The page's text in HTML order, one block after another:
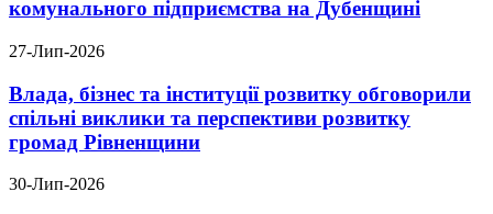
комунального підприємства на Дубенщині
27-Лип-2026
Влада, бізнес та інституції розвитку обговорили
спільні виклики та перспективи розвитку
громад Рівненщини
30-Лип-2026